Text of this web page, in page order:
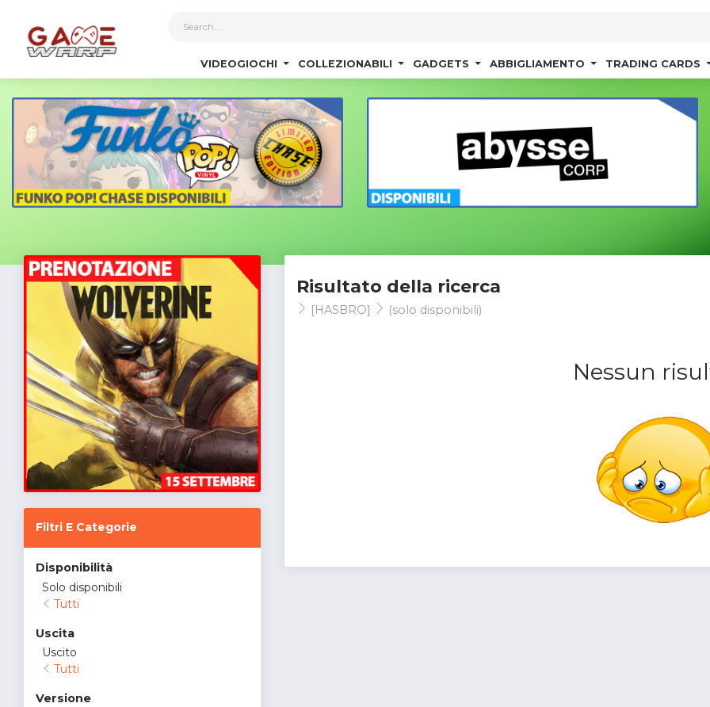
VIDEOGIOCHI COLLEZIONABILI GADGETS ABBIGLIAMENTO TRADING CARDS
Filtri E Categorie
Disponibilità
Solo disponibili
Tutti
Uscita
Uscito
Tutti
Versione
Risultato della ricerca
[HASBRO] (solo disponibili)
Nessun